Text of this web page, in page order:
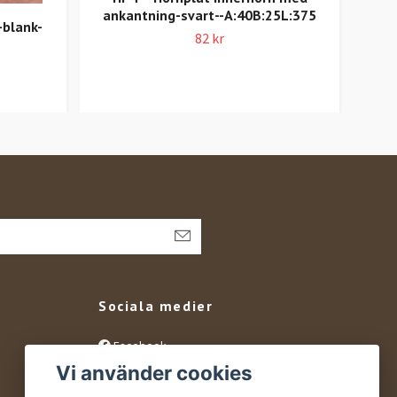
ankantning-svart--A:40B:25L:375
82 kr
Sociala medier
Facebook
Instagram
Vi använder cookies